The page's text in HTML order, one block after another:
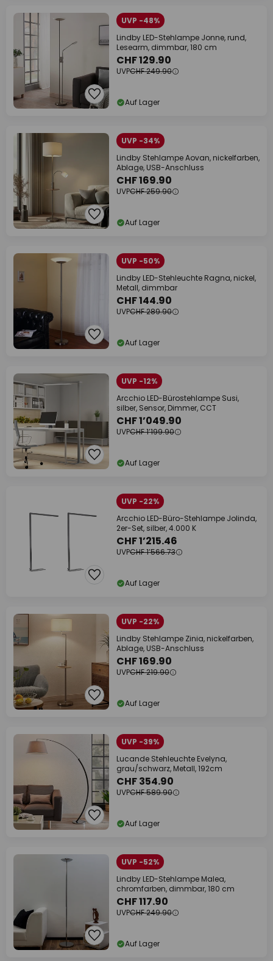
UVP -48%
Lindby LED-Stehlampe Jonne, rund,
Lesearm, dimmbar, 180 cm
CHF 129.90
UVPCHF 249.90
Auf Lager
UVP -34%
Lindby Stehlampe Aovan, nickelfarben,
Ablage, USB-Anschluss
CHF 169.90
UVPCHF 259.90
Auf Lager
UVP -50%
Lindby LED-Stehleuchte Ragna, nickel,
Metall, dimmbar
CHF 144.90
UVPCHF 289.90
Auf Lager
UVP -12%
Arcchio LED-Bürostehlampe Susi,
silber, Sensor, Dimmer, CCT
CHF 1’049.90
UVPCHF 1’199.90
Auf Lager
UVP -22%
Arcchio LED-Büro-Stehlampe Jolinda,
2er-Set, silber, 4.000 K
CHF 1’215.46
UVPCHF 1’566.73
Auf Lager
UVP -22%
Lindby Stehlampe Zinia, nickelfarben,
Ablage, USB-Anschluss
CHF 169.90
UVPCHF 219.90
Auf Lager
UVP -39%
Lucande Stehleuchte Evelyna,
grau/schwarz, Metall, 192cm
CHF 354.90
UVPCHF 589.90
Auf Lager
UVP -52%
Lindby LED-Stehlampe Malea,
chromfarben, dimmbar, 180 cm
CHF 117.90
UVPCHF 249.90
Auf Lager